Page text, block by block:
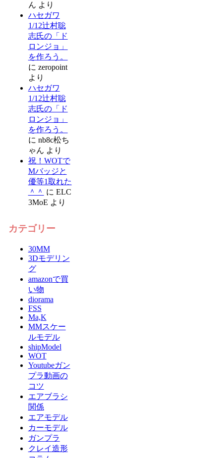
ん より
ハセガワ
1/12辻村聡
志氏の「ド
ロンジョ」
を作ろう。
に zeropoint
より
ハセガワ
1/12辻村聡
志氏の「ド
ロンジョ」
を作ろう。
に nb8c松ち
ゃん より
祝！WOTで
Mバッジと
優等1取れた
＾＾ に ELC
3MoE より
カテゴリー
30MM
3Dモデリン
グ
amazonで買
い物
diorama
FSS
Ma,K
MMスケー
ルモデル
shipModel
WOT
Youtubeガン
プラ動画の
コツ
エアブラシ
関係
エアモデル
カーモデル
ガンプラ
クレイ造形